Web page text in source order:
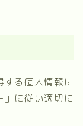
する個人情報に
に従い適切に